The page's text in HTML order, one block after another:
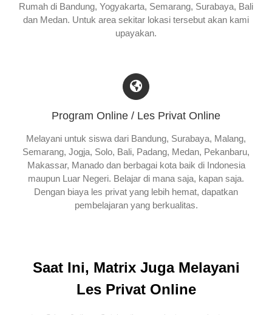
Rumah di Bandung, Yogyakarta, Semarang, Surabaya, Bali
dan Medan. Untuk area sekitar lokasi tersebut akan kami
upayakan.
Program Online / Les Privat Online
Melayani untuk siswa dari Bandung, Surabaya, Malang,
Semarang, Jogja, Solo, Bali, Padang, Medan, Pekanbaru,
Makassar, Manado dan berbagai kota baik di Indonesia
maupun Luar Negeri. Belajar di mana saja, kapan saja.
Dengan biaya les privat yang lebih hemat, dapatkan
pembelajaran yang berkualitas.
Saat Ini, Matrix Juga Melayani
Les Privat Online